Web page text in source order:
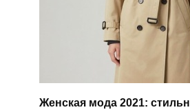
Женская мода 2021: